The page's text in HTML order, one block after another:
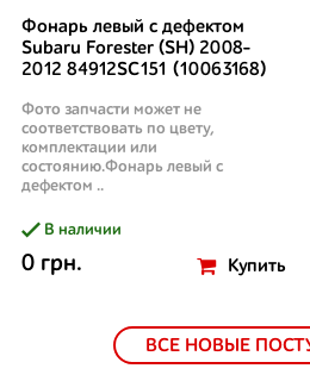
Фонарь левый с дефектом
Subaru Forester (SH) 2008-
2012 84912SC151 (10063168)
Фото запчасти может не
соответствовать по цвету,
комплектации или
состоянию.Фонарь левый с
дефектом ..
В наличии
0 грн. Купить
ВСЕ НОВЫЕ